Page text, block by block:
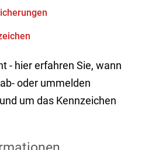
- hier erfahren Sie, wann
oder ummelden
um das Kennzeichen